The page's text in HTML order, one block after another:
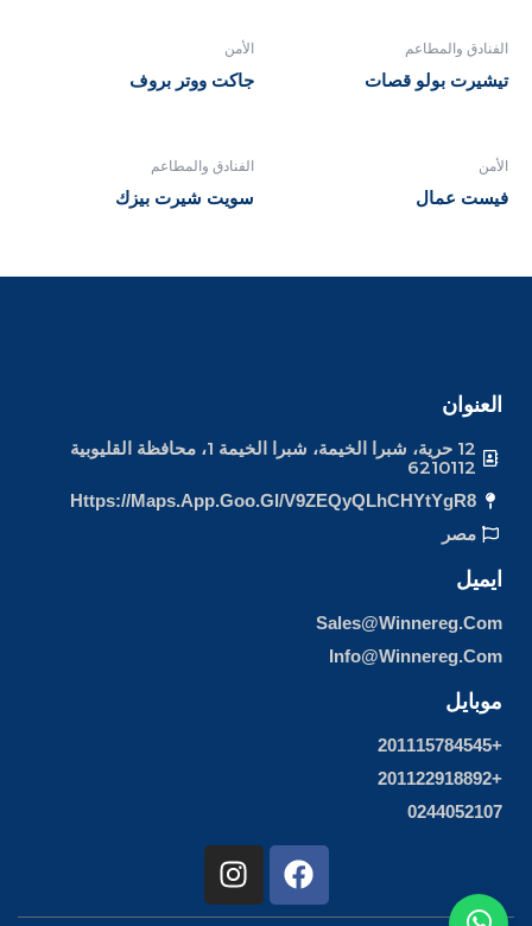
الفنادق والمطاعم
تيشيرت بولو قصات
الأمن
جاكت ووتر بروف
الأمن
فيست عمال
الفنادق والمطاعم
سويت شيرت بيزك
العنوان
12 حرية، شبرا الخيمة، شبرا الخيمة 1، محافظة القليوبية
6210112
Https://maps.app.goo.gl/v9ZEQyQLhCHYtYgR8
مصر
ايميل
Sales@winnereg.com
Info@winnereg.com
موبايل
+201115784545
+201122918892
0244052107
F
a
c
I
n
s